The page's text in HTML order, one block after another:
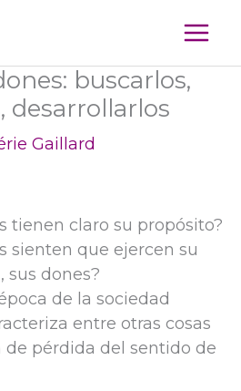
buscarlos,
desarrollarlos
Gaillard
tienen claro su propósito?
sienten que ejercen su
dones?
de la sociedad
entre otras cosas
de pérdida del sentido de